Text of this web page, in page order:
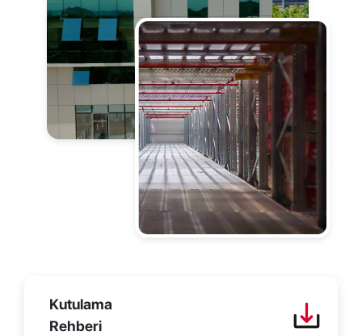
Kutulama
Rehberi